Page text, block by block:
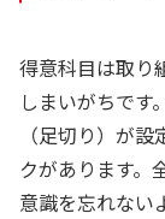
得意科目は取り
しまいがちです
（足切り）が
クがあります。
意識を忘れない